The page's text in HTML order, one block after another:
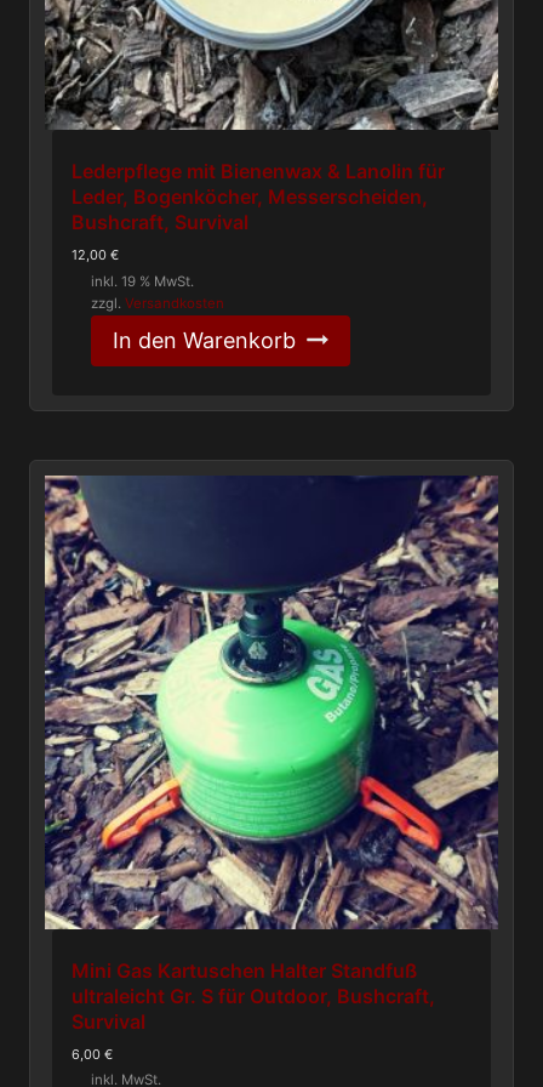
Lederpflege mit Bienenwax & Lanolin für
Leder, Bogenköcher, Messerscheiden,
Bushcraft, Survival
12,00€
inkl. 19 % MwSt.
zzgl.Versandkosten
In den Warenkorb
Mini Gas Kartuschen Halter Standfuß
ultraleicht Gr. S für Outdoor, Bushcraft,
Survival
6,00€
inkl. MwSt.